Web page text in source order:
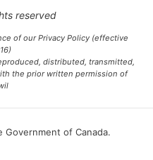
reserved
of our Privacy Policy (effective
distributed, transmitted,
the prior written permission of
of Canada.